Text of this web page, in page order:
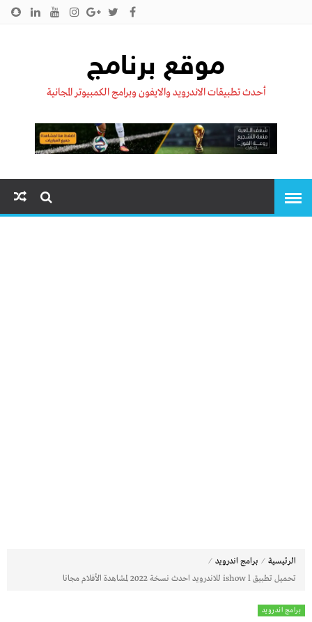
موقع برنامج
أحدث تطبيقات الاندرويد والايفون وبرامج الكمبيوتر المجانية
الرئيسية ⁄ برامج اندرويد ⁄
تحميل تطبيق ishow l للاندرويد احدث نسخة 2022 لمشاهدة الأفلام مجانا
برامج اندرويد